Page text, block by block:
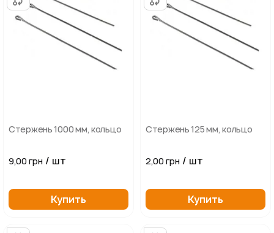
Стержень 1000 мм, кольцо
9,00 грн / шт
Купить
Стержень 125 мм, кольцо
2,00 грн / шт
Купить